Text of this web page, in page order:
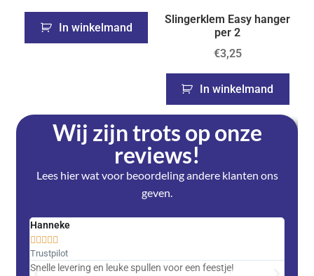
In winkelmand
Slingerklem Easy hanger
per 2
€3,25
In winkelmand
Wij zijn trots op onze
reviews!
Lees hier wat voor beoordeling andere klanten ons
geven.
Hanneke

Trustpilot
Snelle levering en leuke spullen voor een feestje!